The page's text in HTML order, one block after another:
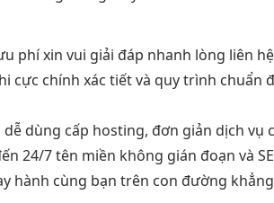
phíxin vui giải đáp nhanh lòng liên hệ
cực chính xác tiết và quy trình chuẩn
dễ dùng cấp hosting, đơn giản dịch vụ
24/7tên miền không gián đoạn và
hành cùng bạn trên con đường